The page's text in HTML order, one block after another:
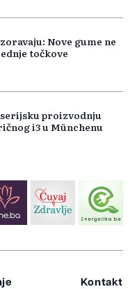
Nove gume ne
točkove
proizvodnju
i3 u Münchenu
Kontakt